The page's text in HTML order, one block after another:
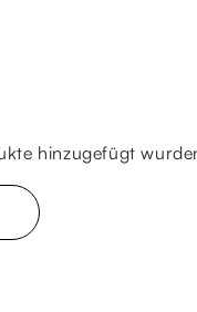
hinzugefügt